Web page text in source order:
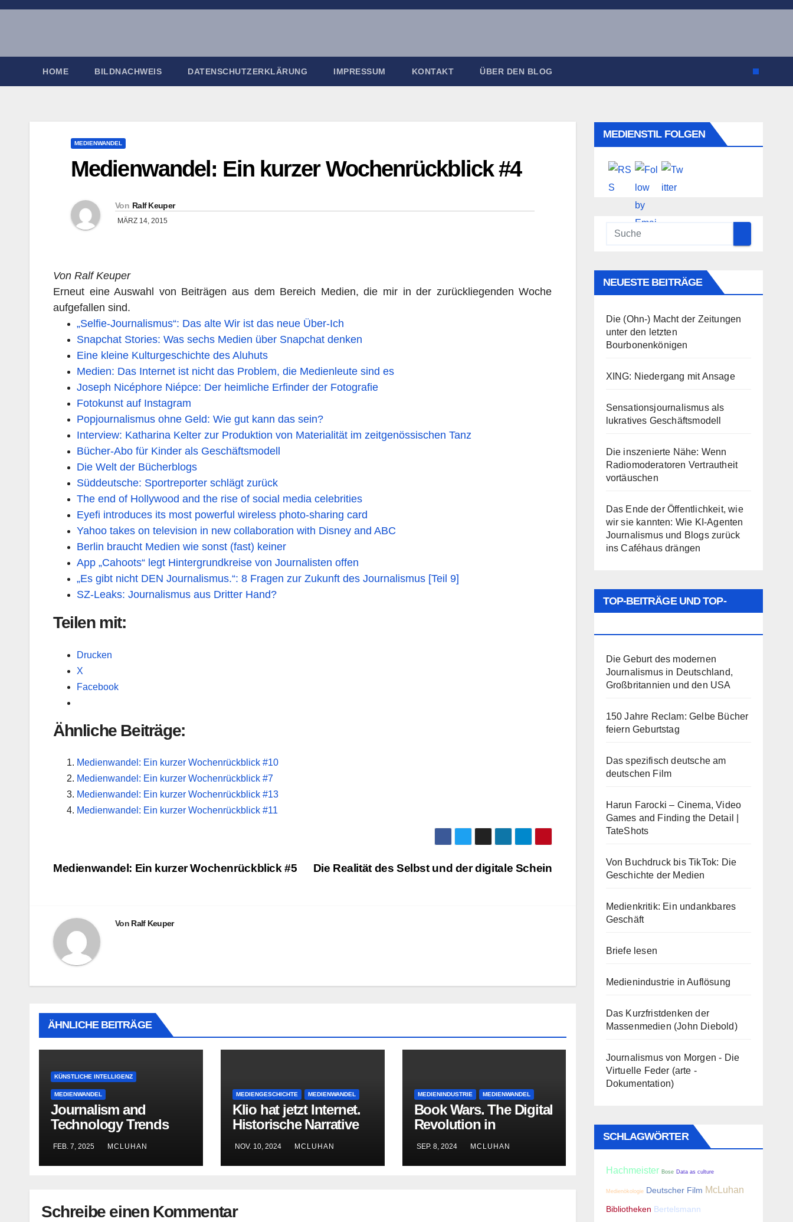
Zum
HOME BILDNACHWEIS DATENSCHUTZERKLÄRUNG IMPRESSUM KONTAKT ÜBER DEN BLOG
MEDIENWANDEL
Medienwandel: Ein kurzer Wochenrückblick #4
Von Ralf Keuper
MÄRZ 14, 2015
Von Ralf Keuper
Erneut eine Auswahl von Beiträgen aus dem Bereich Medien, die mir in der zurückliegenden Woche
aufgefallen sind.
„Selfie-Journalismus“: Das alte Wir ist das neue Über-Ich
Snapchat Stories: Was sechs Medien über Snapchat denken
Eine kleine Kulturgeschichte des Aluhuts
Medien: Das Internet ist nicht das Problem, die Medienleute sind es
Joseph Nicéphore Niépce: Der heimliche Erfinder der Fotografie
Fotokunst auf Instagram
Popjournalismus ohne Geld: Wie gut kann das sein?
Interview: Katharina Kelter zur Produktion von Materialität im zeitgenössischen Tanz
Bücher-Abo für Kinder als Geschäftsmodell
Die Welt der Bücherblogs
Süddeutsche: Sportreporter schlägt zurück
The end of Hollywood and the rise of social media celebrities
Eyefi introduces its most powerful wireless photo-sharing card
Yahoo takes on television in new collaboration with Disney and ABC
Berlin braucht Medien wie sonst (fast) keiner
App „Cahoots“ legt Hintergrundkreise von Journalisten offen
„Es gibt nicht DEN Journalismus.“: 8 Fragen zur Zukunft des Journalismus [Teil 9]
SZ-Leaks: Journalismus aus Dritter Hand?
Teilen mit:
Drucken
X
Facebook
Ähnliche Beiträge:
Medienwandel: Ein kurzer Wochenrückblick #10
Medienwandel: Ein kurzer Wochenrückblick #7
Medienwandel: Ein kurzer Wochenrückblick #13
Medienwandel: Ein kurzer Wochenrückblick #11
Beitragsnavigation Die Realität des Selbst und der digitale Schein
Medienwandel: Ein kurzer Wochenrückblick #5
Von Ralf Keuper
ÄHNLICHE BEITRÄGE
KÜNSTLICHE INTELLIGENZ
MEDIENWANDEL
Journalism and
Technology Trends
FEB. 7, 2025 MCLUHAN
MEDIENGESCHICHTE MEDIENWANDEL
Klio hat jetzt Internet.
Historische Narrative
Darstellung,
Inszenierung,
NOV. 10, 2024 MCLUHAN
MEDIENINDUSTRIE MEDIENWANDEL
Book Wars. The Digital
Revolution in
SEP. 8, 2024 MCLUHAN
Schreibe einen Kommentar
MEDIENSTIL FOLGEN
NEUESTE BEITRÄGE
Die (Ohn-) Macht der Zeitungen
unter den letzten
Bourbonenkönigen
XING: Niedergang mit Ansage
Sensationsjournalismus als
lukratives Geschäftsmodell
Die inszenierte Nähe: Wenn
Radiomoderatoren Vertrautheit
vortäuschen
Das Ende der Öffentlichkeit, wie
wir sie kannten: Wie KI-Agenten
Journalismus und Blogs zurück
ins Caféhaus drängen
TOP-BEITRÄGE UND TOP-
Die Geburt des modernen
Journalismus in Deutschland,
Großbritannien und den USA
150 Jahre Reclam: Gelbe Bücher
feiern Geburtstag
Das spezifisch deutsche am
deutschen Film
Harun Farocki – Cinema, Video
Games and Finding the Detail |
TateShots
Von Buchdruck bis TikTok: Die
Geschichte der Medien
Medienkritik: Ein undankbares
Geschäft
Briefe lesen
Medienindustrie in Auflösung
Das Kurzfristdenken der
Massenmedien (John Diebold)
Journalismus von Morgen - Die
Virtuelle Feder (arte -
Dokumentation)
SCHLAGWÖRTER
Hachmeister Bose Data as culture
Medienökologie Deutscher Film McLuhan
Bibliotheken Bertelsmann